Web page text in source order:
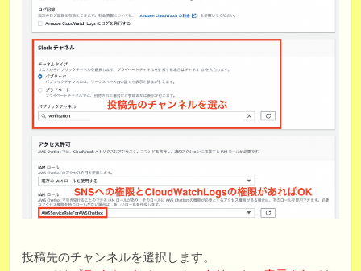
投稿先のチャンネルを選択します。